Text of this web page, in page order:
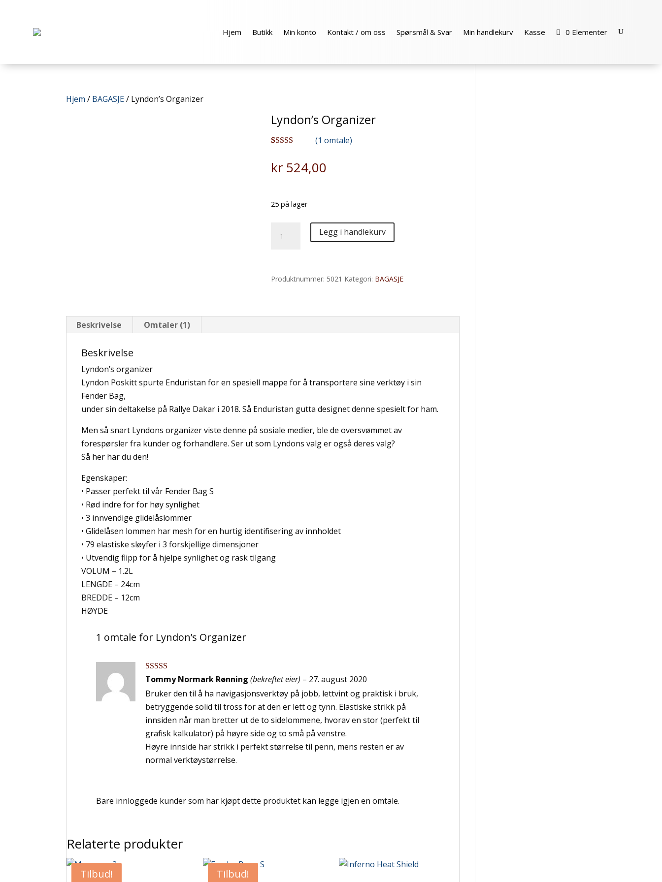
Hjem Butikk Min konto Kontakt / om oss Spørsmål & Svar Min handlekurv Kasse 0 Elementer
Hjem / BAGASJE/ Lyndon’s Organizer
Lyndon’s Organizer
på
kundevurderi
(1 omtale)
kr524,00
25 på lager
Organizer
Legg i handlekurv
Produktnummer: 5021 Kategori: BAGASJE
Beskrivelse Omtaler (1)
Beskrivelse
Lyndon’s organizer
Lyndon Poskitt spurte Enduristan for en spesiell mappe for å transportere sine verktøy i sin
Fender Bag,
under sin deltakelse på Rallye Dakar i 2018. Så Enduristan gutta designet denne spesielt for ham.
Men så snart Lyndons organizer viste denne på sosiale medier, ble de oversvømmet av
forespørsler fra kunder og forhandlere. Ser ut som Lyndons valg er også deres valg?
Så her har du den!
Egenskaper:
• Passer perfekt til vår Fender Bag S
• Rød indre for for høy synlighet
• 3 innvendige glidelåslommer
• Glidelåsen lommen har mesh for en hurtig identifisering av innholdet
• 79 elastiske sløyfer i 3 forskjellige dimensjoner
• Utvendig flipp for å hjelpe synlighet og rask tilgang
VOLUM – 1.2L
LENGDE – 24cm
BREDDE – 12cm
HØYDE
1 omtale for Lyndon’s Organizer
Vurdert5av
Tommy Normark Rønning(bekreftet eier) – 27. august 2020
Bruker den til å ha navigasjonsverktøy på jobb, lettvint og praktisk i bruk,
betryggende solid til tross for at den er lett og tynn. Elastiske strikk på
innsiden når man bretter ut de to sidelommene, hvorav en stor (perfekt til
grafisk kalkulator) på høyre side og to små på venstre.
Høyre innside har strikk i perfekt størrelse til penn, mens resten er av
normal verktøystørrelse.
Bare innloggede kunder som har kjøpt dette produktet kan legge igjen en omtale.
Relaterte produkter
Tilbud! Tilbud!